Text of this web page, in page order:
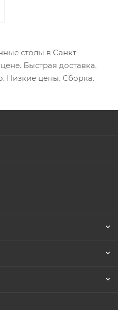
столы в Санкт-
Быстрая доставка.
Низкие цены. Сборка.